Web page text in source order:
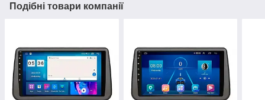
Подібні товари компанії